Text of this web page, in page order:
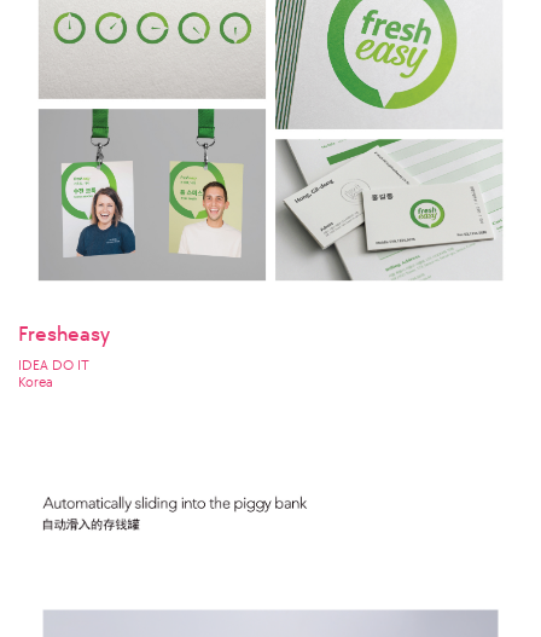
Fresheasy
IDEA DO IT
Korea